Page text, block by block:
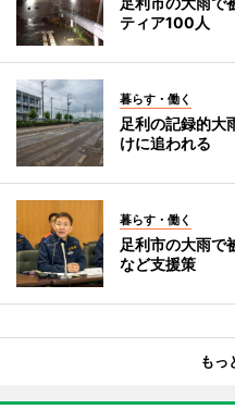
ティア100人
暮らす・働く
足利の記録的
けに追われる
暮らす・働く
足利市の大雨
など支援策
もっ